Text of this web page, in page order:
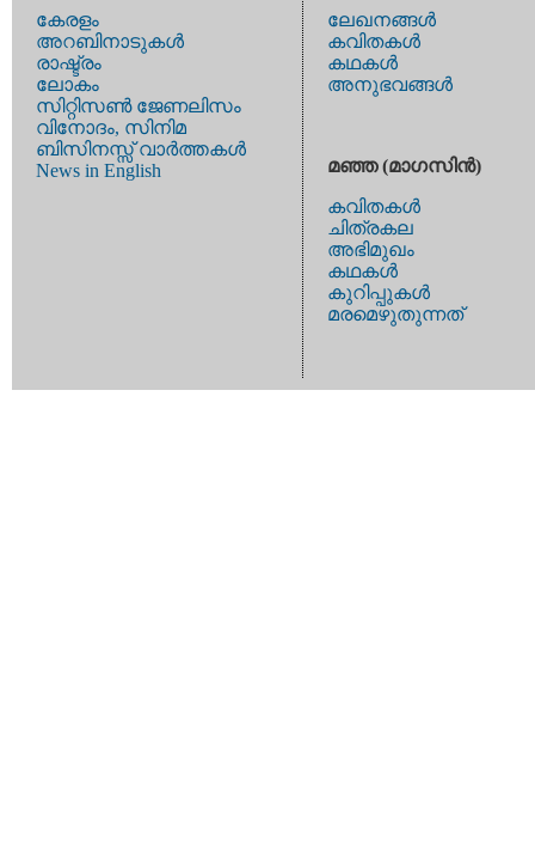
കേരളം
അറബിനാടുകള്‍
രാഷ്ട്രം
ലോകം
സിറ്റിസണ്‍ ജേണലിസം
വിനോദം, സിനിമ
ബിസിനസ്സ് വാര്‍ത്തകള്‍
News in English
ലേഖനങ്ങള്‍
കവിതകള്‍
കഥകള്‍
അനുഭവങ്ങള്‍
മഞ്ഞ (മാഗസിന്‍)
കവിതകള്‍
ചിത്രകല
അഭിമുഖം
കഥകള്‍
കുറിപ്പുകള്‍
മരമെഴുതുന്നത്